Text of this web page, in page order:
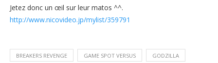
Jetez donc un œil sur leur matos ^^.
http://www.nicovideo.jp/mylist/359791
BREAKERS REVENGE GAME SPOT VERSUS GODZILLA